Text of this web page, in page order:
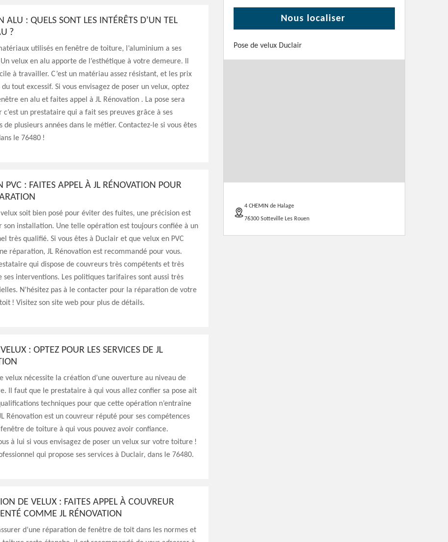
ALU : QUELS SONT LES INTÉRÊTS D’UN TEL
?
utilisés en fenêtre de toiture, l’aluminium a ses
velux en alu apporte de l’esthétique à votre demeure. Il
à travailler. C’est un matériau assez résistant, et les prix
du tout excessif. Si vous envisagez de poser un velux, optez
en alu et faites appel à JL Rénovation . La pose sera
c’est un prestataire qui a fait ses preuves grâce à ses
de plusieurs années dans le métier. Contactez-le si vous êtes
le 76480 !
PVC : FAITES APPEL À JL RÉNOVATION POUR
velux soit bien posé pour éviter des fuites, une précision est
son installation. Une telle opération est toujours confiée à un
très qualifié. Si vous êtes à Duclair et que velux en PVC
réparation, JL Rénovation est recommandé pour vous.
qui dispose de couvreurs très compétents et très
ses interventions. Les politiques tarifaires sont aussi très
N’hésitez pas à le contacter pour la réparation de votre
! Visitez son site web pour plus de détails.
: OPTEZ POUR LES SERVICES DE JL
velux nécessite la création d’une ouverture au niveau de
Il faut que le prestataire à qui vous allez confier sa pose ait
techniques pour que cette opération n’entraîne
Rénovation est un couvreur réputé pour ses compétences
de toiture à qui vous pouvez avoir confiance.
à lui si vous envisagez de poser un velux sur votre toiture !
qui propose ses services à Duclair, dans le 76480.
DE VELUX : FAITES APPEL À COUVREUR
COMME JL RÉNOVATION
d’une réparation de fenêtre de toit dans les normes et
Nous localiser
Pose de velux Duclair
4 CHEMIN de Halage
76300 Sotteville Les Rouen